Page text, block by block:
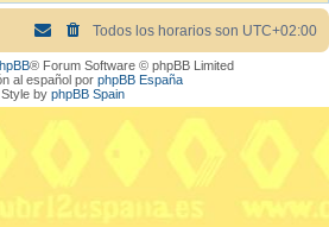
Todos los horarios son UTC+02:00
® Forum Software © phpBB Limited
al español por phpBB España
Style by phpBB Spain